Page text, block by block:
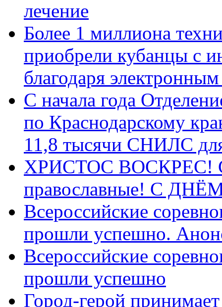
лечение
Более 1 миллиона
приобрели кубанцы с
благодаря
С начала года
по Краснодарскому
11,8 тысячи СНИЛС
ХРИСТОС ВОСКРЕС! С
православные! C
Всероссийские
прошли успешно.
Всероссийские
прошли успешно
Город-герой